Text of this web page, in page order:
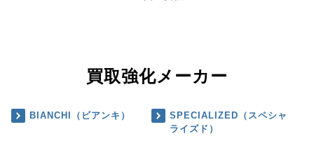
買取強化メーカー
BIANCHI（ビアンキ）
SPECIALIZED（スペシャ
ライズド）